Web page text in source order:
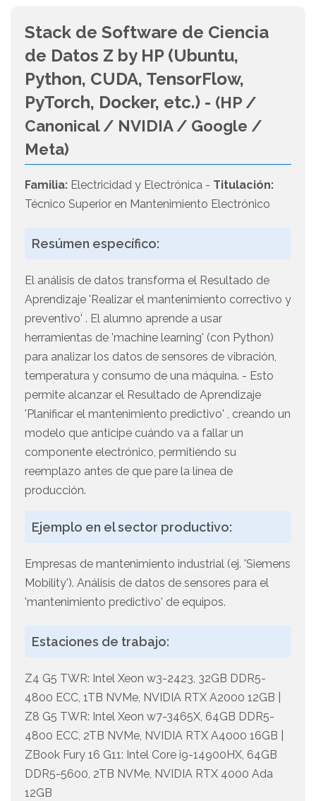
Stack de Software de Ciencia
de Datos Z by HP (Ubuntu,
Python, CUDA, TensorFlow,
PyTorch, Docker, etc.) - (HP /
Canonical / NVIDIA / Google /
Meta)
Familia: Electricidad y Electrónica - Titulación:
Técnico Superior en Mantenimiento Electrónico
Resúmen específico:
El análisis de datos transforma el Resultado de
Aprendizaje 'Realizar el mantenimiento correctivo y
preventivo' . El alumno aprende a usar
herramientas de 'machine learning' (con Python)
para analizar los datos de sensores de vibración,
temperatura y consumo de una máquina. - Esto
permite alcanzar el Resultado de Aprendizaje
'Planificar el mantenimiento predictivo' , creando un
modelo que anticipe cuándo va a fallar un
componente electrónico, permitiendo su
reemplazo antes de que pare la línea de
producción.
Ejemplo en el sector productivo:
Empresas de mantenimiento industrial (ej. 'Siemens
Mobility'). Análisis de datos de sensores para el
'mantenimiento predictivo' de equipos.
Estaciones de trabajo:
Z4 G5 TWR: Intel Xeon w3-2423, 32GB DDR5-
4800 ECC, 1TB NVMe, NVIDIA RTX A2000 12GB |
Z8 G5 TWR: Intel Xeon w7-3465X, 64GB DDR5-
4800 ECC, 2TB NVMe, NVIDIA RTX A4000 16GB |
ZBook Fury 16 G11: Intel Core i9-14900HX, 64GB
DDR5-5600, 2TB NVMe, NVIDIA RTX 4000 Ada
12GB